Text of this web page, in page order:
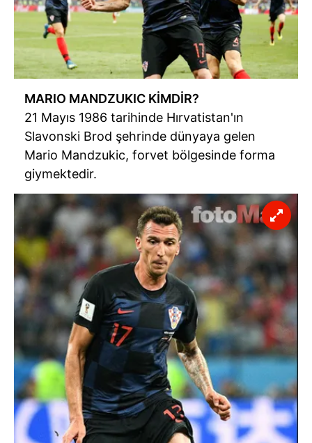
MARIO MANDZUKIC KİMDİR?
21 Mayıs 1986 tarihinde Hırvatistan'ın
Slavonski Brod şehrinde dünyaya gelen
Mario Mandzukic, forvet bölgesinde forma
giymektedir.